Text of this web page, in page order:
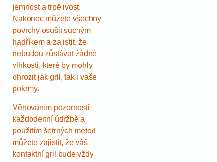
jemnost a trpělivost.
Nakonec můžete všechny
povrchy osušit suchým
hadříkem a zajistit, že
nebudou zůstávat žádné
vlhkosti, které by mohly
ohrozit jak gril, tak i vaše
pokrmy.
Věnováním pozornosti
každodenní údržbě a
použitím šetrných metod
můžete zajistit, že váš
kontaktní gril bude vždy